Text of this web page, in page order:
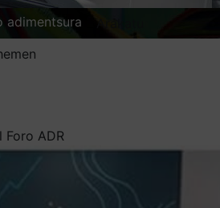
adimentsura
Foro ADR